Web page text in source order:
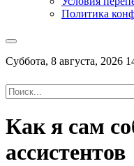
Политика
Суббота, 8 августа, 2026
Как я сам
ассистентов